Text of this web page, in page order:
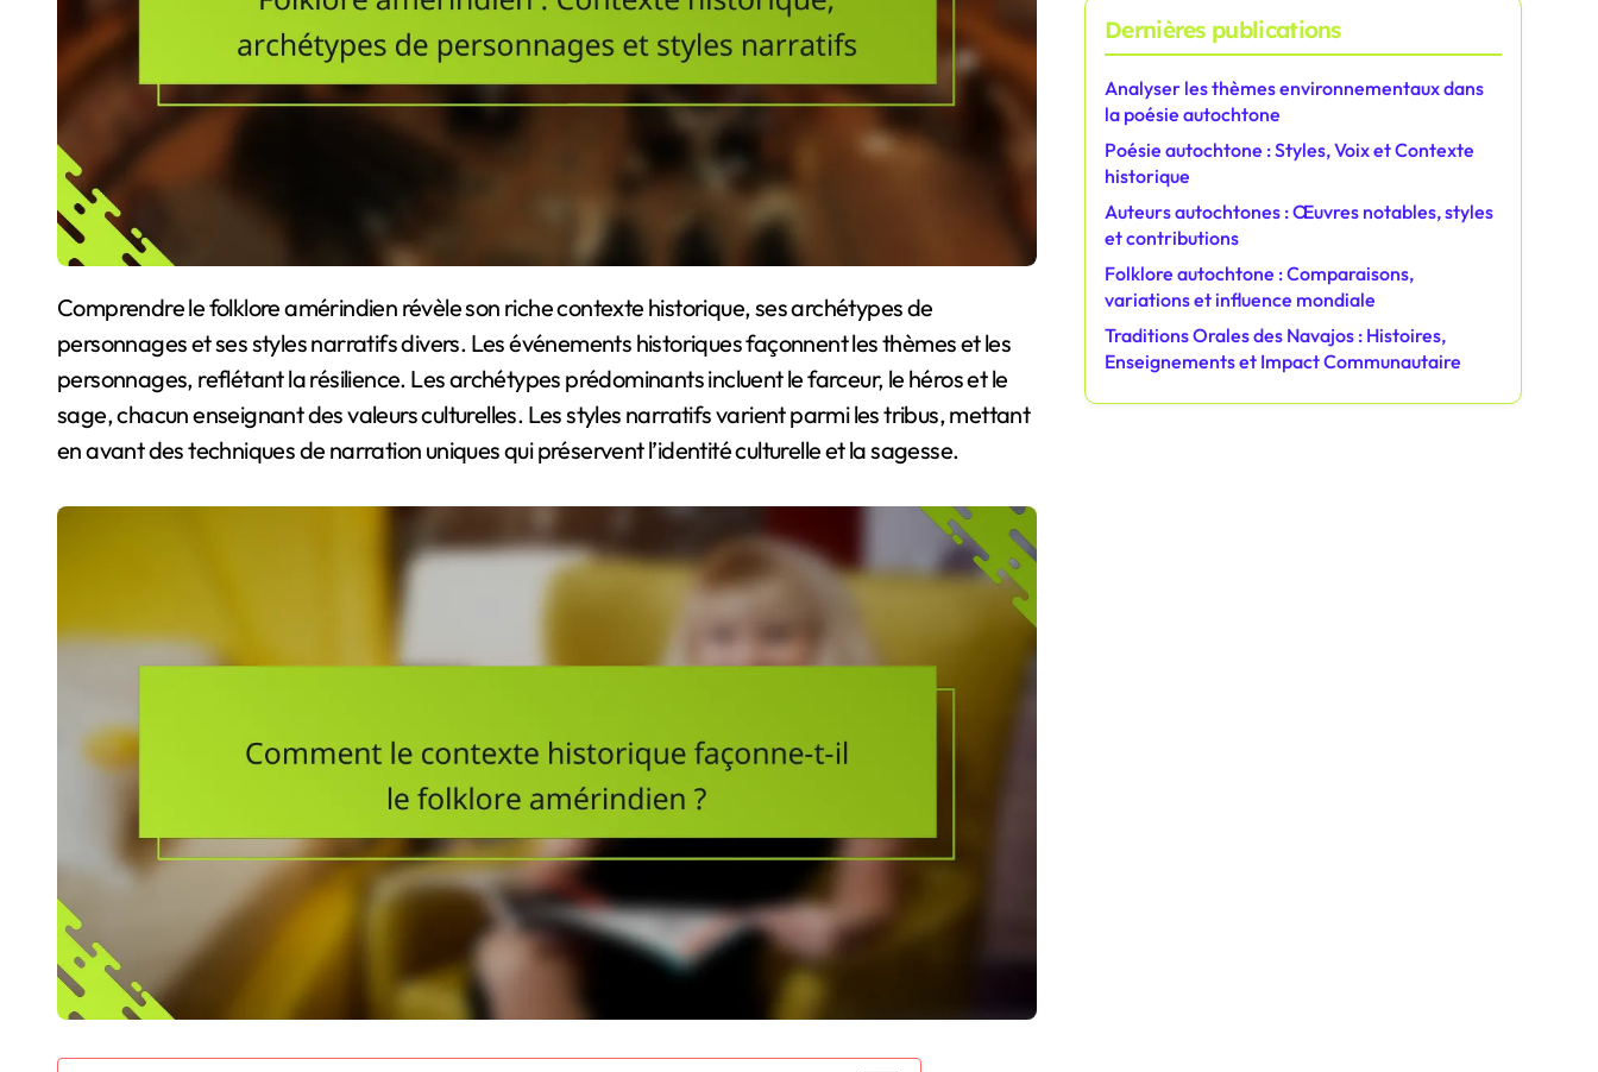
Comprendre le folklore amérindien révèle son riche contexte historique, ses archétypes de
personnages et ses styles narratifs divers. Les événements historiques façonnent les thèmes et les
personnages, reflétant la résilience. Les archétypes prédominants incluent le farceur, le héros et le
sage, chacun enseignant des valeurs culturelles. Les styles narratifs varient parmi les tribus, mettant
en avant des techniques de narration uniques qui préservent l’identité culturelle et la sagesse.
Dernières publications
Analyser les thèmes environnementaux dans
la poésie autochtone
Poésie autochtone : Styles, Voix et Contexte
historique
Auteurs autochtones : Œuvres notables, styles
et contributions
Folklore autochtone : Comparaisons,
variations et influence mondiale
Traditions Orales des Navajos : Histoires,
Enseignements et Impact Communautaire